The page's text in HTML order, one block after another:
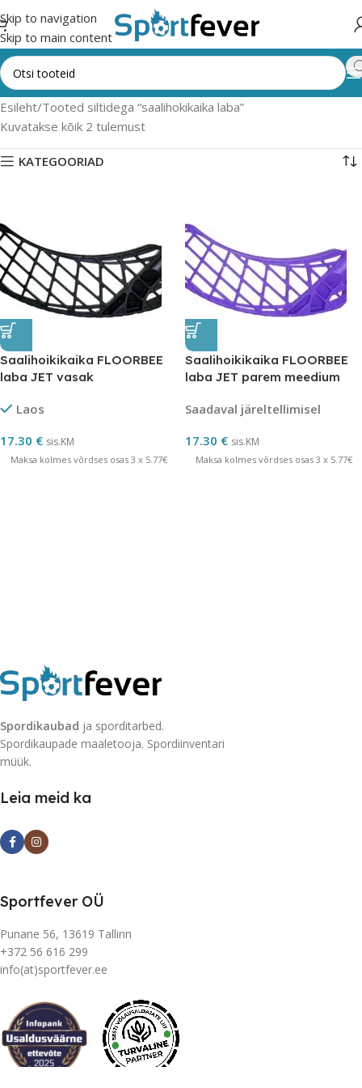
Skip to navigation
Skip to main content
Esileht Tooted siltidega “saalihokikaika laba”
Kuvatakse kõik 2 tulemust
KATEGOORIAD
Saalihoikikaika FLOORBEE
laba JET vasak
Laos
17.30 € sis.KM
Maksa kolmes võrdses osas 3 x 5.77€
Saalihoikikaika FLOORBEE
laba JET parem meedium
Saadaval järeltellimisel
17.30 € sis.KM
Maksa kolmes võrdses osas 3 x 5.77€
Spordikaubad ja sporditarbed.
Spordikaupade maaletooja. Spordiinventari
müük.
Leia meid ka
Sportfever OÜ
Punane 56, 13619 Tallinn
+372 56 616 299
info(at)sportfever.ee